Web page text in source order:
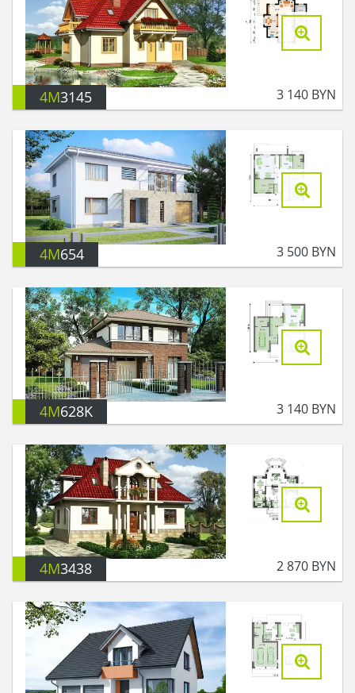
4M3145 3 140 BYN
4M654 3 500 BYN
4M628K 3 140 BYN
4M3438 2 870 BYN